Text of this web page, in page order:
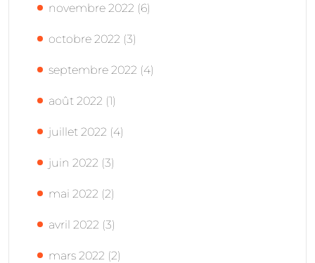
novembre 2022 (6)
octobre 2022 (3)
septembre 2022 (4)
août 2022 (1)
juillet 2022 (4)
juin 2022 (3)
mai 2022 (2)
avril 2022 (3)
mars 2022 (2)